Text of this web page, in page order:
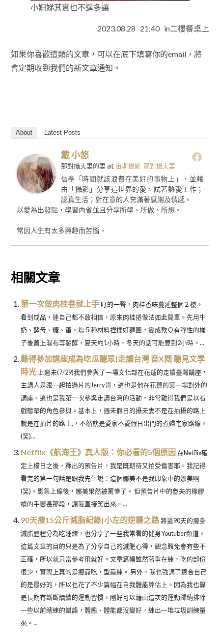
小姍娣其實也不遑多讓
2023.08.28 21:40 in二樓餐桌上
如果你喜歡這類的文章，可以在底下填寫你的email，將
會定期收到我們的新文章通知。
About Latest Posts
戴 小悠
那對攝夫妻的妻at 宙斯攝影-那對攝夫妻
信奉「時間就該浪費在美好的事物上」，並藉
由「攝影」分享這世界的愛，試著熱愛工作；
認真生活；對在意的人充滿著感謝及情感。
以愛為出發點，學習內省並且分享所學、所做、所想。
常因人生有太多興趣而苦惱。
相關文章
第一次做肉桂卷就上手 叮的一聲，肉桂香味蔓延整個２樓。
看到成品，連自己都不敢相信，原來肉桂捲做法如此簡單。先用牛
奶、酵母、糖、蛋、塩５種材料捏揉好麵團，變成軟Ｑ有彈性的樣
子後蓋上濕布等發酵，夏天約1小時，冬天的話可能要到2小時。...
難得參加講座成為吃瓜聽眾|走讀台灣 音X閱 聽見文學
時光 上週未(7/29)我們參與了一場文化部在花蓮的走讀臺灣講座，
主講人是跟一起拍過片的Jerry哥，這也是他在花蓮的第一場對外的
講座。這也是我第一次參與走讀台灣的活動，非常難得我們是以看
戲聽眾的角色參與。基本上，週未假日的攝夫妻不是在拍攝的路上
就是在拍片的路上,，不然就是愛家不愛假日出門的煮婦宅家路線。
(笑)...
Netflix《航海王》真人版：你必看的5個原因 在Netflix確
定上檔日之後，釋出的預告片，我是既期待又怕受傷害耶。我記得
看完的第一句話是跟我先生說：這個娜美不是我印象中的娜美啊
(笑)。影集上線後，娜美果然被罵慘了。 但預告片中的魯夫的橡膠
槍的手變長那段，讓我直接笑出來。...
90天瘦15公斤減脂紀錄|小左的逆襲之路將這90天的瘦身
減脂歷程分為吃睡練，也分享了一些我常看的健身Youtuber頻道。
這篇文章的目的只是為了分享自己的減肥心得，觀念難免會有些不
正確，所以就只當參考用就好。文章篇幅雖然著重在練，吃的部份
很少，實際上真的是瘦靠吃，型靠練。 另外，我也強調了適合自己
的是最好的，所以也花了不少篇幅在自我體能評估上。因為我也算
是長期有斷斷續續的運動習慣。剛好可以藉由這次的運動歸納排除
一些以前瞎練的錯誤，體態、體能都沒變好，練出一堆垃圾訓練量
來。...